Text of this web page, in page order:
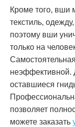
Кроме того, вши
текстиль,
поэтому вши
только на
неэффективной.
оставшиеся
позволяет
можете заказать